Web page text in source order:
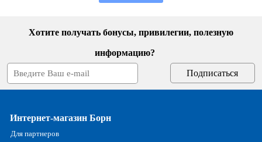
Хотите получать бонусы, привилегии, полезную
информацию?
Интернет-магазин Борн
Для партнеров